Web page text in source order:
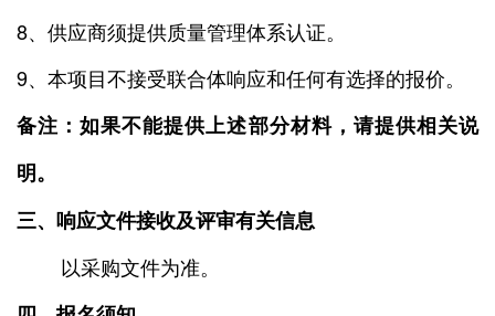
8、供应商须提供质量管理体系认证。
9、本项目不接受联合体响应和任何有选择的报价。
备注：如果不能提供上述部分材料，请提供相关说
明。
三、响应文件接收及评审有关信息
以采购文件为准。